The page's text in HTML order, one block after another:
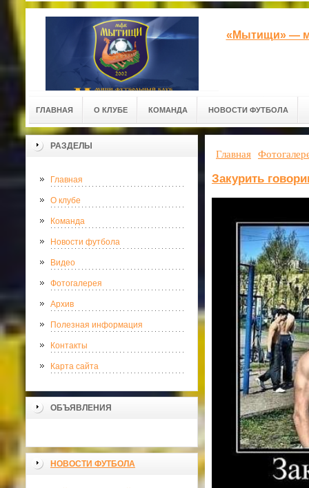
«Мытищи» —
ГЛАВНАЯ О КЛУБЕ КОМАНДА НОВОСТИ ФУТБОЛА
РАЗДЕЛЫ
Главная
О клубе
Команда
Новости футбола
Видео
Фотогалерея
Архив
Полезная информация
Контакты
Карта сайта
ОБЪЯВЛЕНИЯ
НОВОСТИ ФУТБОЛА
Главная
Закурить